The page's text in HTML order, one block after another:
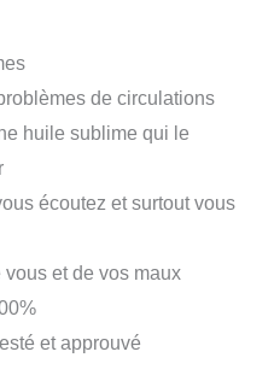
de circulations
huile sublime qui le
écoutez et surtout vous
et de vos maux
et approuvé